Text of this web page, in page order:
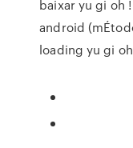
baixar yu gi oh
android
loading yu gi